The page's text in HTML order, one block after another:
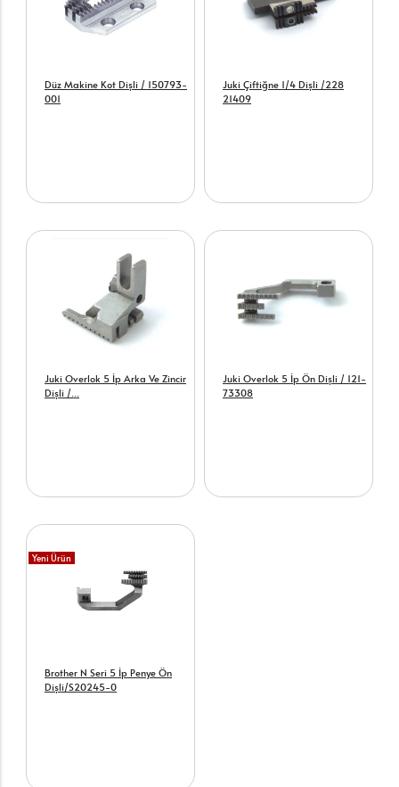
Düz Makine Kot Dişli / 150793-
001
Juki Çiftiğne 1/4 Dişli /228
21409
Juki Overlok 5 İp Arka Ve Zincir
Dişli /...
Juki Overlok 5 İp Ön Dişli / 121-
73308
Yeni Ürün
Brother N Seri 5 İp Penye Ön
Dişli/S20245-0